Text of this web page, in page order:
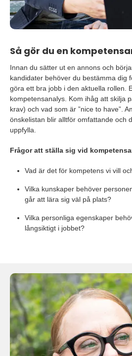
Så gör du en
Innan du sätter ut en annons och
kandidater behöver du bestämma dig
göra ett bra jobb i den aktuella rollen.
kompetensanalys. Kom ihåg att skilja
krav) och vad som är ”nice to have”.
önskelistan blir alltför omfattande och
uppfylla.
Frågor att ställa sig vid
Vad är det för kompetens vi vill
Vilka kunskaper behöver
går att lära sig väl på plats?
Vilka personliga egenskaper
långsiktigt i jobbet?